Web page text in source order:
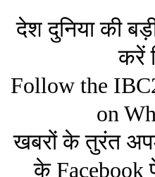
देश दुनिया की
करें
Follow the
on
खबरों के तुरंत
के Facebook